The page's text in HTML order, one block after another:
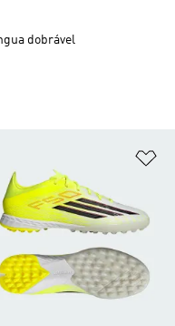
dobrável